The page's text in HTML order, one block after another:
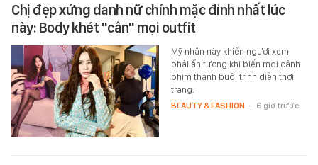
Chị đẹp xứng danh nữ chính mặc đỉnh nhất lúc
này: Body khét "cân" mọi outfit
Mỹ nhân này khiến người xem
phải ấn tượng khi biến mọi cảnh
phim thành buổi trình diễn thời
trang.
BEAUTY & FASHION - 6 giờ trước